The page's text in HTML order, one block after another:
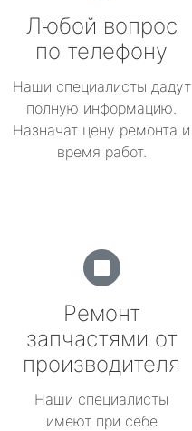
Любой вопрос
по телефону
Наши специалисты дадут
полную информацию.
Назначат цену ремонта и
время работ.
Ремонт
запчастями от
производителя
Наши специалисты
имеют при себе